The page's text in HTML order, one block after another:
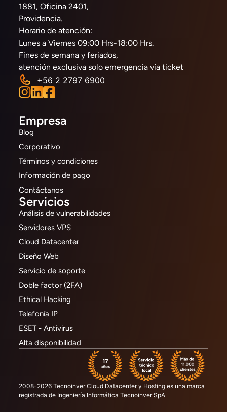
1881, Oficina 2401,
Providencia.
Horario de atención:
Lunes a Viernes 09:00 Hrs-18:00 Hrs.
Fines de semana y feriados,
atención exclusiva solo emergencia vía ticket
+56 2 2797 6900
Empresa
Blog
Corporativo
Términos y condiciones
Información de pago
Contáctanos
Servicios
Análisis de vulnerabilidades
Servidores VPS
Cloud Datacenter
Diseño Web
Servicio de soporte
Doble factor (2FA)
Ethical Hacking
Telefonía IP
ESET - Antivirus
Alta disponibilidad
2008-2026 Tecnoinver Cloud Datacenter y Hosting es una marca
registrada de Ingeniería Informática Tecnoinver SpA